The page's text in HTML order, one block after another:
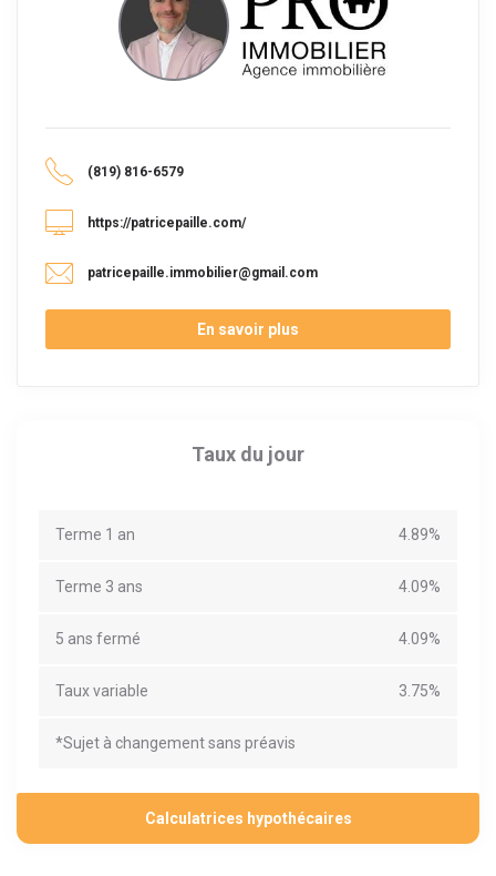
(819) 816-6579
https://patricepaille.com/
patricepaille.immobilier@gmail.com
En savoir plus
Taux du jour
Terme 1 an 4.89%
Terme 3 ans 4.09%
5 ans fermé 4.09%
Taux variable 3.75%
*Sujet à changement sans préavis
Calculatrices hypothécaires